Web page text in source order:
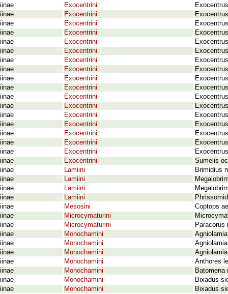
Exocentrini
Exocentrini
Exocentrini
Exocentrini
Exocentrini
Exocentrini
Exocentrini
Exocentrini
Exocentrini
Exocentrini
Exocentrini
Exocentrini
Exocentrini
Exocentrini
Exocentrini
Exocentrini
Exocentrini
Exocentrini
Sumelis
Lamiini
Brimidius
Lamiini
Lamiini
Lamiini
Mesosini
Coptops
Microcymaturini
Microcymaturini
Paracorus
Monochamini
Monochamini
Monochamini
Monochamini
Anthores
Monochamini
Batomena
Monochamini
Bixadus
Monochamini
Bixadus